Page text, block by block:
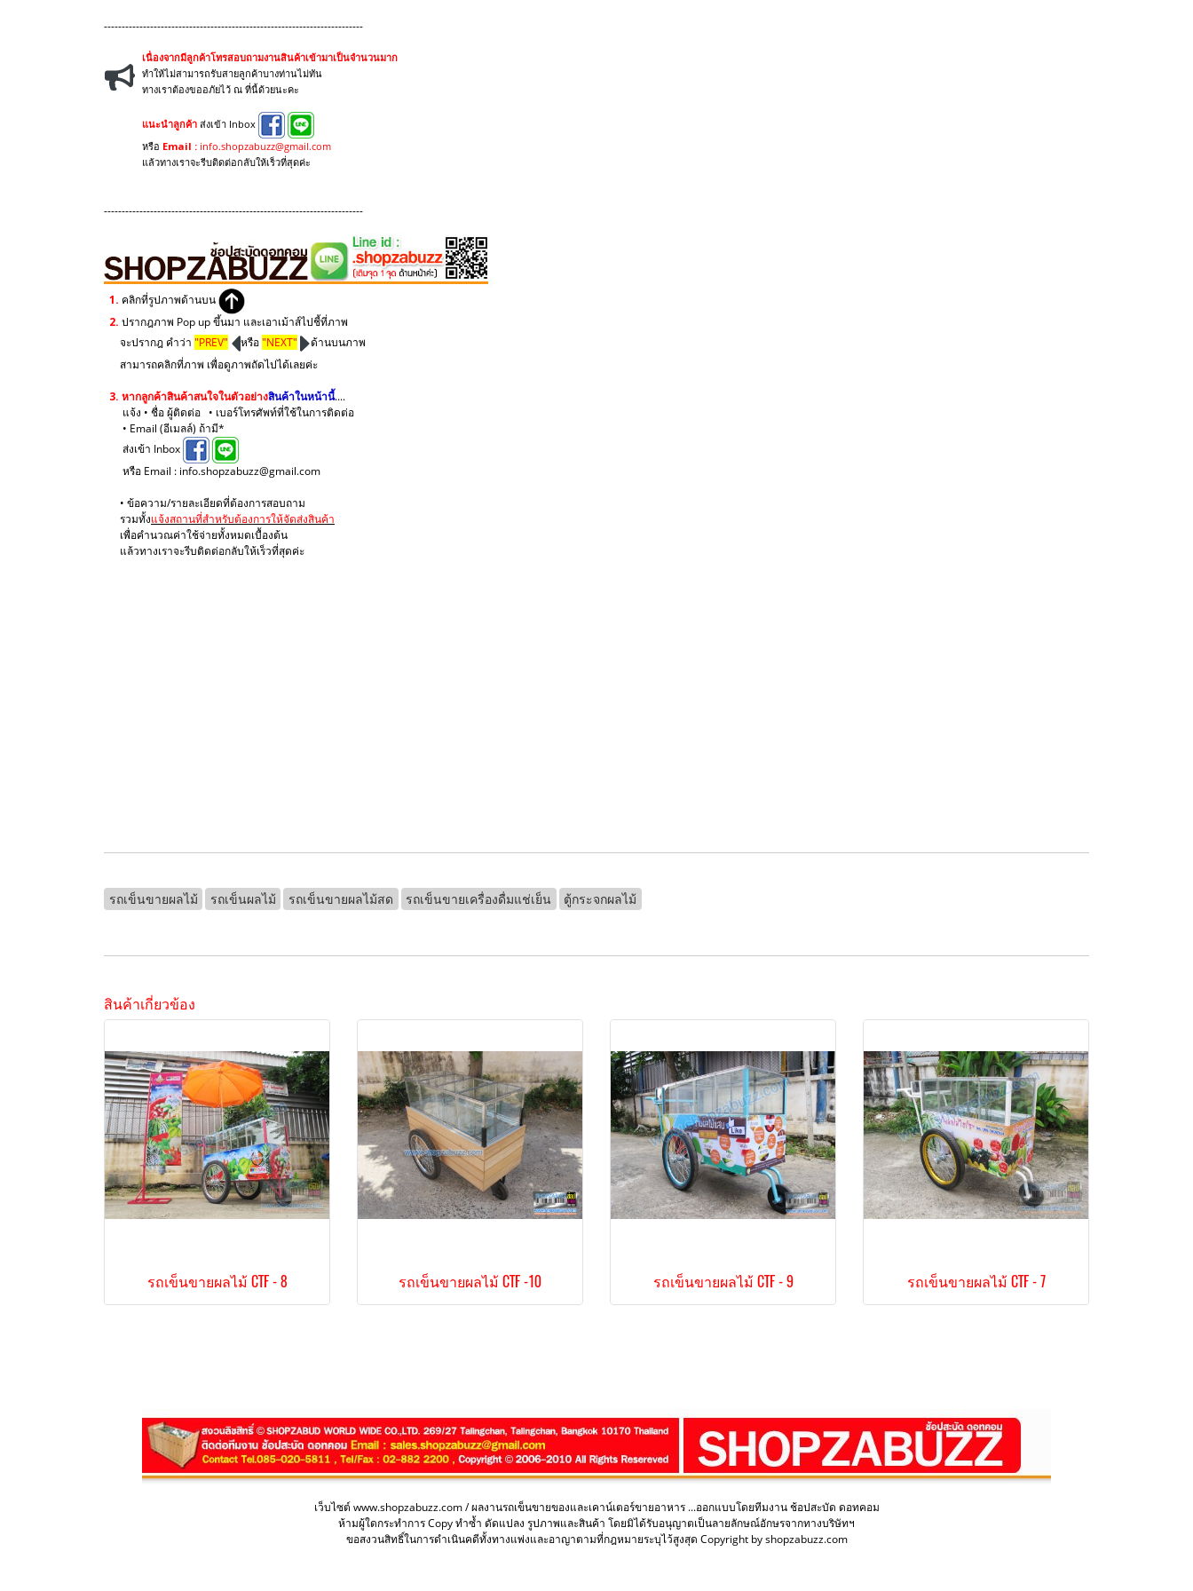
-------------------------------------------------------------------------
เนื่องจากมีลูกค้าโทรสอบถามงานสินค้าเข้ามาเป็นจำนวนมาก
ทำให้ไม่สามารถรับสายลูกค้าบางท่านไม่ทัน
ทางเราต้องขออภัยไว้ ณ ที่นี้ด้วยนะคะ
แนะนำลูกค้า ส่งเข้า Inbox
หรือ Email : info.shopzabuzz@gmail.com
แล้วทางเราจะรีบติดต่อกลับให้เร็วที่สุดค่ะ
-------------------------------------------------------------------------
1. คลิกที่รูปภาพด้านบน
2. ปรากฎภาพ Pop up ขึ้นมา และเอาเม้าส์ไปชี้ที่ภาพ
จะปรากฎ คำว่า "PREV" หรือ"NEXT"
ด้านบนภาพ
สามารถคลิกที่ภาพ เพื่อดูภาพถัดไปได้เลยค่ะ
3. หากลูกค้าสินค้าสนใจในตัวอย่างสินค้าในหน้านี้....
แจ้ง • ชื่อ ผู้ติดต่อ • เบอร์โทรศัพท์ที่ใช้ในการติดต่อ
• Email (อีเมลล์) ถ้ามี*
ส่งเข้า Inbox
หรือ Email : info.shopzabuzz@gmail.com
• ข้อความ/รายละเอียดที่ต้องการสอบถาม
รวมทั้งแจ้งสถานที่สำหรับต้องการให้จัดส่งสินค้า
เพื่อคำนวณค่าใช้จ่ายทั้งหมดเบื้องต้น
แล้วทางเราจะรีบติดต่อกลับให้เร็วที่สุดค่ะ
รถเข็นขายผลไม้ รถเข็นผลไม้ รถเข็นขายผลไม้สด รถเข็นขายเครื่องดื่มแช่เย็น ตู้กระจกผลไม้
สินค้าเกี่ยวข้อง
รถเข็นขายผลไม้ CTF - 8 รถเข็นขายผลไม้ CTF -10 รถเข็นขายผลไม้ CTF - 9 รถเข็นขายผลไม้ CTF - 7
เว็บไซต์ www.shopzabuzz.com / ผลงานรถเข็นขายของและเคาน์เตอร์ขายอาหาร ...ออกแบบโดยทีมงาน ช้อปสะบัด ดอทคอม
ห้ามผู้ใดกระทำการ Copy ทำซ้ำ ดัดแปลง รูปภาพและสินค้า โดยมิได้รับอนุญาตเป็นลายลักษณ์อักษรจากทางบริษัทฯ
ขอสงวนสิทธิ์ในการดำเนินคดีทั้งทางแพ่งและอาญาตามที่กฎหมายระบุไว้สูงสุด Copyright by shopzabuzz.com